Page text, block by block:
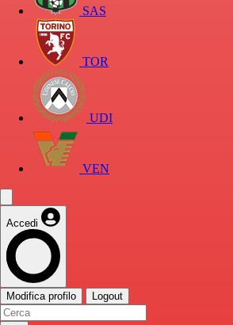
SAS
TOR
UDI
VEN
Accedi
Modifica profilo Logout